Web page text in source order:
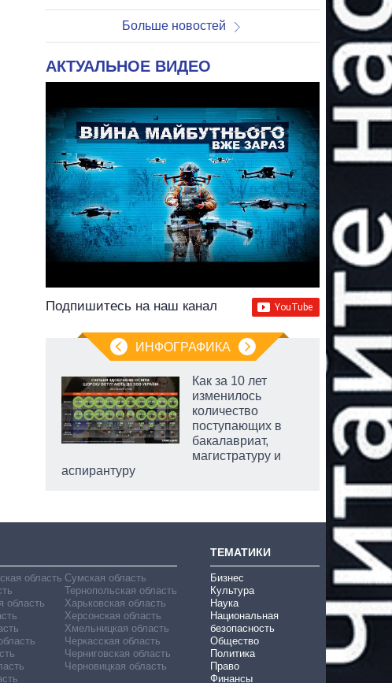
Больше новостей
АКТУАЛЬНОЕ ВИДЕО
Подпишитесь на наш канал
ИНФОГРАФИКА
Как за 10 лет
изменилось
количество
поступающих в
бакалавриат,
магистратуру и
аспирантуру
область
область
Сумская область
Тернопольская область
Харьковская область
Херсонская область
Хмельницкая область
Черкасская область
Черниговская область
Черновицкая область
ТЕМАТИКИ
Бизнес
Культура
Наука
Национальная
безопасность
Общество
Политика
Право
Финансы